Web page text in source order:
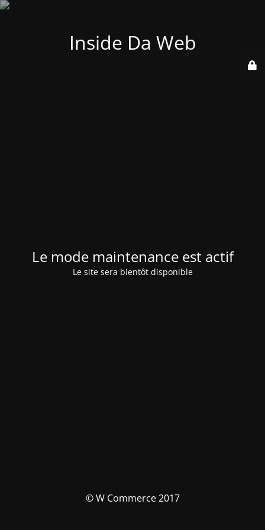
Inside Da Web
Le mode maintenance est actif
Le site sera bientôt disponible
© W Commerce 2017